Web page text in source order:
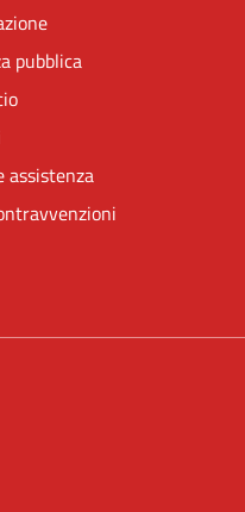
pubblica
assistenza